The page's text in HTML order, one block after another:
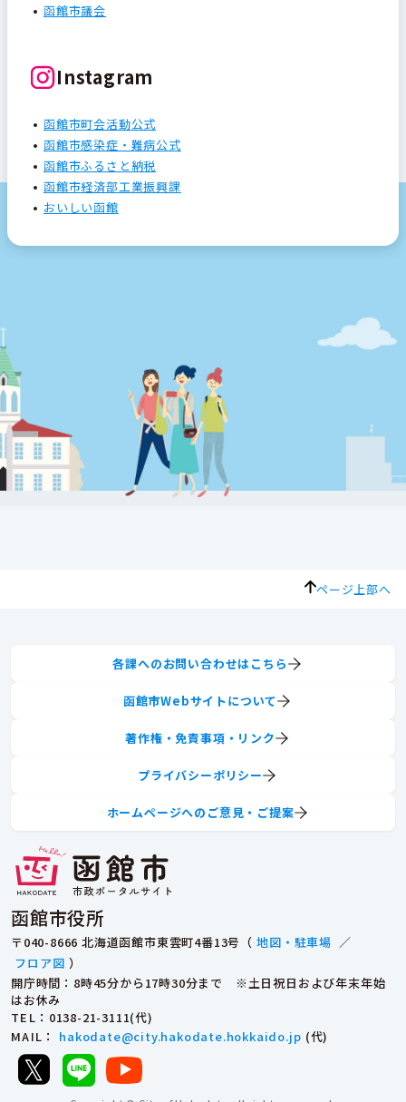
函館市議会
Instagram
函館市町会活動公式
函館市感染症・難病公式
函館市ふるさと納税
函館市経済部工業振興課
おいしい函館
ページ上部へ
函館市役所
〒040-8666 北海道函館市東雲町4番13号（ 地図・駐車場 ／
フロア図 ）
開庁時間：8時45分から17時30分まで ※土日祝日および年末年始
はお休み
TEL ：0138-21-3111(代)
MAIL ： hakodate@city.hakodate.hokkaido.jp (代)
各課へのお問い合わせはこちら
函館市Webサイトについて
著作権・免責事項・リンク
プライバシーポリシー
ホームページへのご意見・ご提案